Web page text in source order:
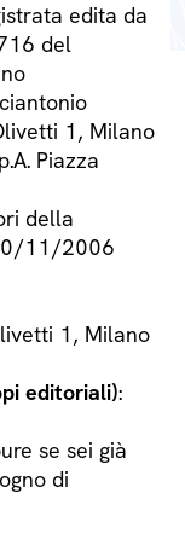
edita da
del
1, Milano
Piazza
della
11/2006
1, Milano
editoriali):
se sei già
di